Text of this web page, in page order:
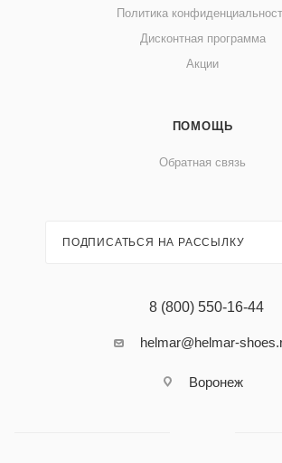
Политика
Дисконтная программа
Акции
ПОМОЩЬ
Обратная связь
ПОДПИСАТЬСЯ НА РАССЫЛКУ
8 (800) 550-16-44
helmar@helmar-
Воронеж